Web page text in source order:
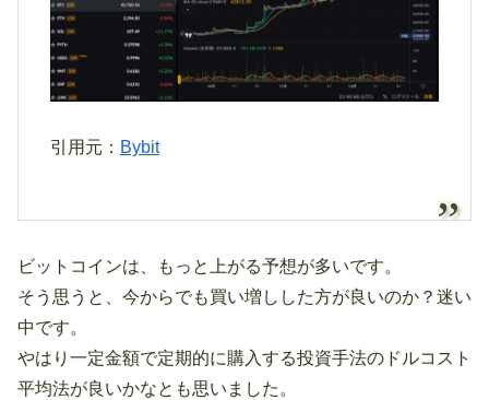
引用元： Bybit
ビットコインは、もっと上がる予想が多いです。
そう思うと、今からでも買い増しした方が良いのか？迷い
中です。
やはり一定金額で定期的に購入する投資手法のドルコスト
平均法が良いかなとも思いました。